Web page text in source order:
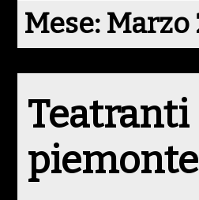
Mese: Marzo
Teatranti